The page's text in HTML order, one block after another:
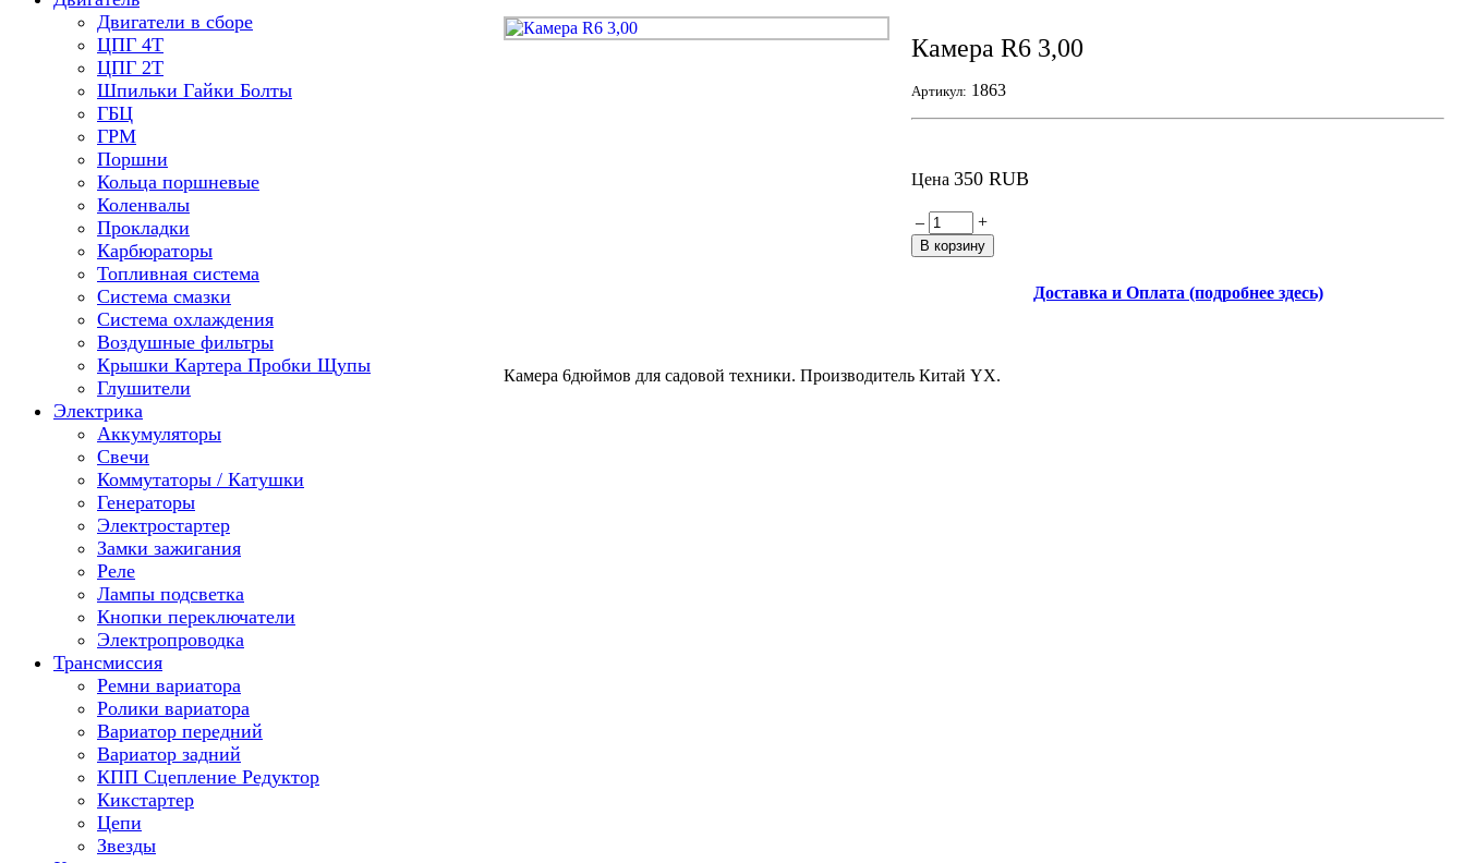
Двигатели в сборе
ЦПГ 4Т
ЦПГ 2Т
Шпильки Гайки Болты
ГБЦ
ГРМ
Поршни
Кольца поршневые
Коленвалы
Прокладки
Карбюраторы
Топливная система
Система смазки
Система охлаждения
Воздушные фильтры
Крышки Картера Пробки Щупы
Глушители
Электрика
Аккумуляторы
Свечи
Коммутаторы / Катушки
Генераторы
Электростартер
Замки зажигания
Реле
Лампы подсветка
Кнопки переключатели
Электропроводка
Трансмиссия
Ремни вариатора
Ролики вариатора
Вариатор передний
Вариатор задний
КПП Сцепление Редуктор
Кикстартер
Цепи
Звезды
Камера R6 3,00
Артикул: 1863
Цена 350 RUB
– +
Доставка и Оплата (подробнее здесь)
Камера 6дюймов для садовой техники. Производитель Китай YX.